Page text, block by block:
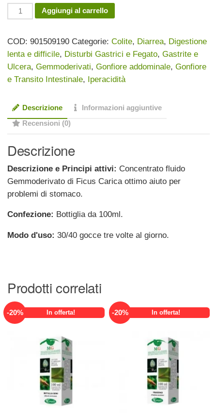
era:
19,00 €.
è:
15,20 €.
Ficus
Carica
quantità
Aggiungi al carrello
COD: 901509190 Categorie: Colite, Diarrea, Digestione
lenta e difficile, Disturbi Gastrici e Fegato, Gastrite e
Ulcera, Gemmoderivati, Gonfiore addominale, Gonfiore
e Transito Intestinale, Iperacidità
Descrizione
Informazioni aggiuntive
Recensioni (0)
Descrizione
Descrizione e Principi attivi: Concentrato fluido
Gemmoderivato di Ficus Carica ottimo aiuto per
problemi di stomaco.
Confezione: Bottiglia da 100ml.
Modo d'uso: 30/40 gocce tre volte al giorno.
Prodotti correlati
-20% In offerta! -20% In offerta!